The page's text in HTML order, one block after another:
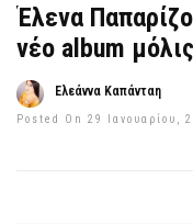
Έλενα
νέο album
Ελεάννα Καπάνταη
Posted On 29 Ιανουαρίου,